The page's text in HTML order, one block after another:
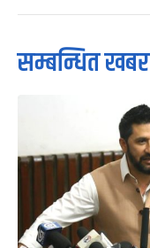
सम्बन्धित खबर